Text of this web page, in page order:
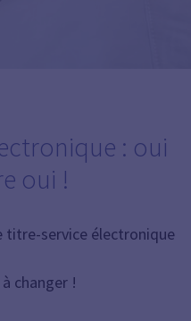
: oui
oui !
titre-service électronique
changer !